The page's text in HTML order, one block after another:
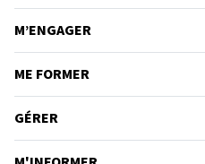
M’ENGAGER
ME FORMER
GÉRER